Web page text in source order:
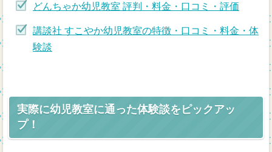
どんちゃか幼児教室 評判・料金・口コミ・評価
講談社 すこやか幼児教室の特徴・口コミ・料金・体
験談
実際に幼児教室に通った体験談をピックアッ
プ！